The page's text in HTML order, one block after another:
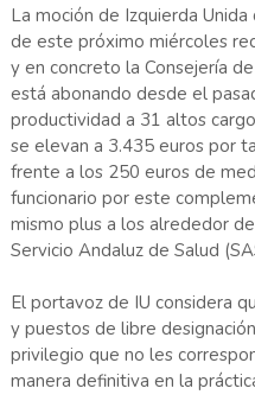
La moción de Izquierda
de este próximo miércoles
y en concreto la Consejería
está abonando desde el
productividad a 31 altos
se elevan a 3.435 euros por
frente a los 250 euros de
funcionario por este
mismo plus a los alrededor
Servicio Andaluz de Salud
El portavoz de IU considera
y puestos de libre
privilegio que no les
manera definitiva en la